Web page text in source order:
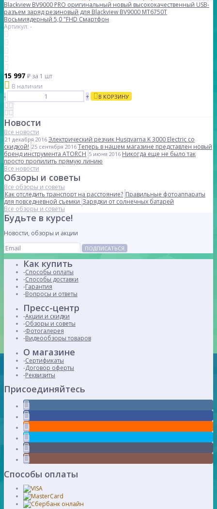
Blackview BV9000 PRO оригинальный новый высококачественный USB-
разъем заряд резиновый для Blackview BV9000 MT6750T
Восьмиядерный 5,0 "FHD Смартфон
Артикул: -
15 997 ₽ за 1 шт
В наличии
-
+ В КОРЗИНУ
Новости
Все новости
21 декабря 2016 Электрический резчик Husqvarna K 3000 Electric со
скидкой! 25 сентября 2016 Теперь в нашем магазине представлен новый
бренд инструмента ATORCH 5 июня 2016 Никогда еще не было так
просто пропилить прямую линию
Все новости
Обзоры и советы
Все обзоры и советы
Как отследить транспорт на расстояние? Правильные фотоаппараты
для повседневной съемки Зарядки от солнечных батарей
Все обзоры и советы
Будьте в курсе!
Новости, обзоры и акции
ПОДПИСАТЬСЯ
Как купить
Способы оплаты
Способы доставки
Гарантия
Вопросы и ответы
Пресс-центр
Акции и скидки
Обзоры и советы
Фотогалерея
Видеообзоры товаров
О магазине
Сертификаты
Договор оферты
Реквизиты
Присоединяйтесь
Способы оплаты